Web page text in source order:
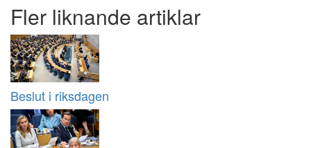
Fler liknande artiklar
Beslut i riksdagen